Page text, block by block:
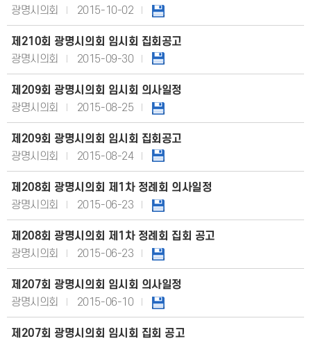
광명시의회
2015-10-02
제210회 광명시의회 임시회 집회공고
광명시의회
2015-09-30
제209회 광명시의회 임시회 의사일정
광명시의회
2015-08-25
제209회 광명시의회 임시회 집회공고
광명시의회
2015-08-24
제208회 광명시의회 제1차 정례회 의사일정
광명시의회
2015-06-23
제208회 광명시의회 제1차 정례회 집회 공고
광명시의회
2015-06-23
제207회 광명시의회 임시회 의사일정
광명시의회
2015-06-10
제207회 광명시의회 임시회 집회 공고